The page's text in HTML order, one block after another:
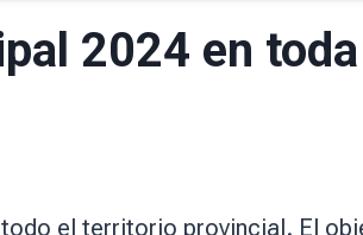
2024 en
el territorio provincial. El